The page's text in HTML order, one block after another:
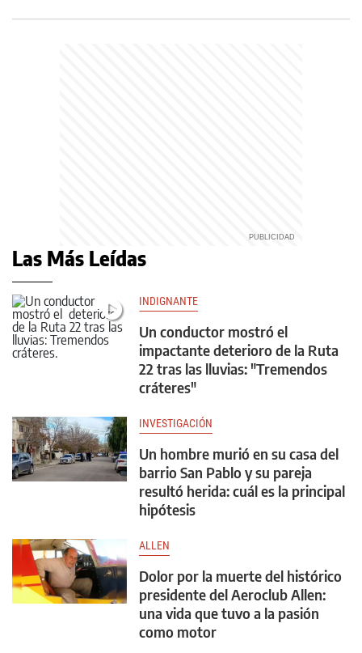
Las Más Leídas
INDIGNANTE
Un conductor mostró el
impactante deterioro de la Ruta
22 tras las lluvias: "Tremendos
cráteres"
INVESTIGACIÓN
Un hombre murió en su casa del
barrio San Pablo y su pareja
resultó herida: cuál es la principal
hipótesis
ALLEN
Dolor por la muerte del histórico
presidente del Aeroclub Allen:
una vida que tuvo a la pasión
como motor